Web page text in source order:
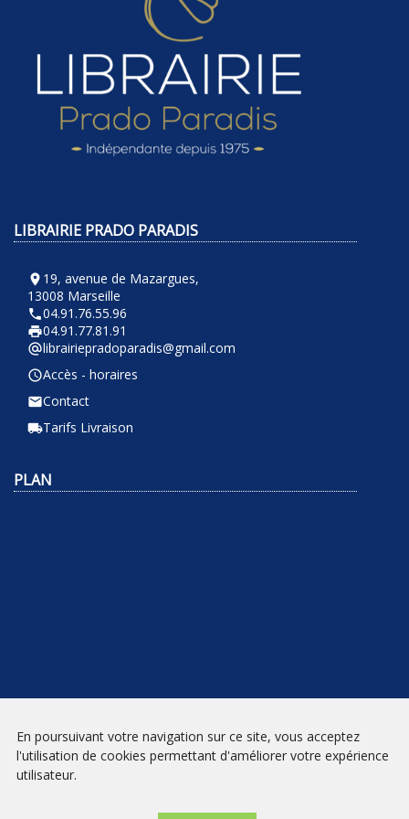
LIBRAIRIE PRADO PARADIS
room 19, avenue de Mazargues,
13008 Marseille
phone04.91.76.55.96
local_printshop04.91.77.81.91
alternate_emaillibrairiepradoparadis@gmail.com
query_builderAccès - horaires
emailContact
local_shippingTarifs Livraison
PLAN
NEWSLETTER
En poursuivant votre navigation sur ce site, vous acceptez
l'utilisation de cookies permettant d'améliorer votre expérience
utilisateur.